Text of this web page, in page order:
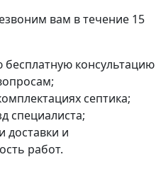
вам в течение 15
консультацию
септика;
специалиста;
доставки и
работ.